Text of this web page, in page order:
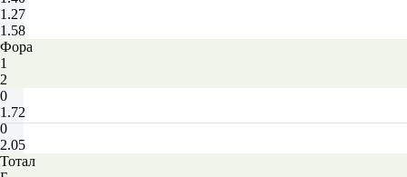
1.27
1.58
Фора
1
2
0
1.72
0
2.05
Тотал